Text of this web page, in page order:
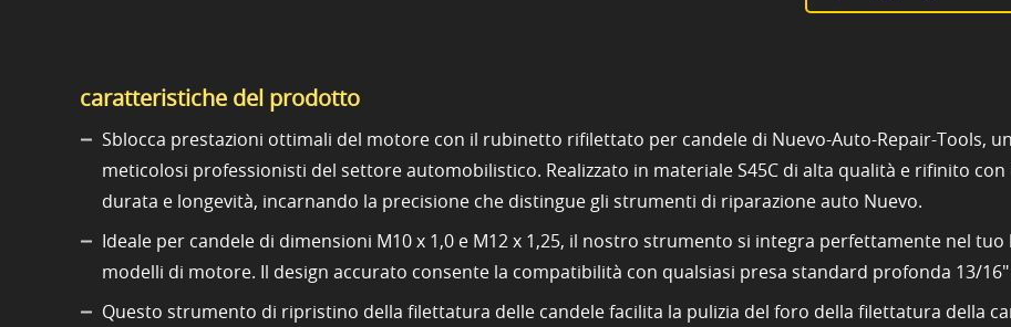
caratteristiche del prodotto
Sblocca prestazioni ottimali del motore con il rubinetto rifilettato per candele di Nuevo-Auto-Repair-Tools,
meticolosi professionisti del settore automobilistico. Realizzato in materiale S45C di alta qualità e rifinito
durata e longevità, incarnando la precisione che distingue gli strumenti di riparazione auto Nuevo.
Ideale per candele di dimensioni M10 x 1,0 e M12 x 1,25, il nostro strumento si integra perfettamente nel
modelli di motore. Il design accurato consente la compatibilità con qualsiasi presa standard profonda 13/
Questo strumento di ripristino della filettatura delle candele facilita la pulizia del foro della filettatura della